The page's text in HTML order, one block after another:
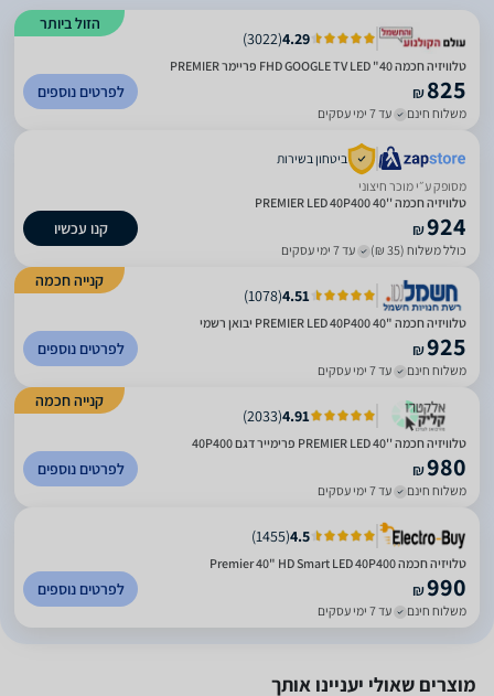
הזול ביותר
4.29
(
3022
)
טלוויזיה חכמה 40" FHD GOOGLE TV LED פריימר PREMIER
₪825
משלוח חינם עד 7 ימי עסקים
לפרטים נוספים
ביטחון בשירות
מסופק ע״י מוכר חיצוני
טלוויזיה חכמה ''40 PREMIER LED 40P400
₪924
כולל משלוח (35 ₪) עד 7 ימי עסקים
קנו עכשיו
קנייה חכמה
4.51
(
1078
)
טלוויזיה חכמה "40 PREMIER LED 40P400 יבואן רשמי
₪925
משלוח חינם עד 7 ימי עסקים
לפרטים נוספים
קנייה חכמה
4.91
(
2033
)
טלוויזיה חכמה ''40 PREMIER LED פרימייר דגם 40P400
₪980
משלוח חינם עד 7 ימי עסקים
לפרטים נוספים
4.5
(
1455
)
טלויזיה חכמה Premier 40" HD Smart LED 40P400
₪990
משלוח חינם עד 7 ימי עסקים
לפרטים נוספים
מוצרים שאולי יעניינו אותך